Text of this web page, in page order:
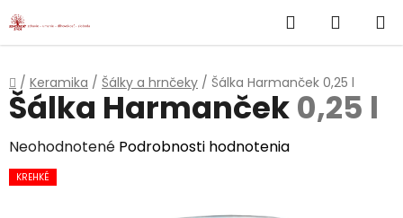
Prejsť
na
Hľadať
KOŠÍK
Domov
/ Keramika / Šálky a hrnčeky / Šálka Harmanček 0,25 l
Šálka Harmanček0,25 l
Priemerné
hodnotenie
Neohodnotené Podrobnosti hodnotenia
KREHKÉ